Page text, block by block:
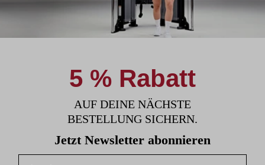
5 % Rabatt
AUF DEINE NÄCHSTE
BESTELLUNG SICHERN.
Jetzt Newsletter abonnieren